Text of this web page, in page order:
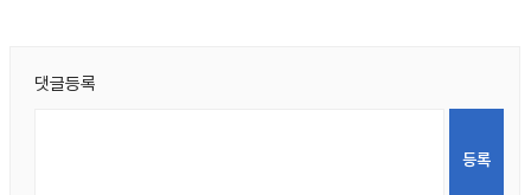
댓글등록